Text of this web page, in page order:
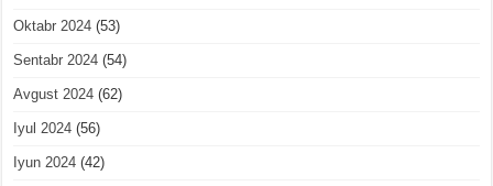
Oktabr 2024 (53)
Sentabr 2024 (54)
Avgust 2024 (62)
Iyul 2024 (56)
Iyun 2024 (42)